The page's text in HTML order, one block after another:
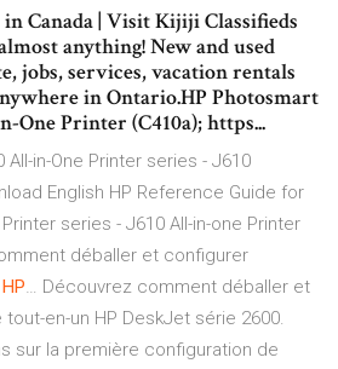
Canada | Visit Kijiji Classifieds
anything! New and used
jobs, services, vacation rentals
in Ontario.HP Photosmart
One Printer (C410a); https...
All-in-One Printer series - J610
English HP Reference Guide for
series - J610 All-in-one Printer
déballer et configurer
HP… Découvrez comment déballer et
en-un HP DeskJet série 2600.
sur la première configuration de